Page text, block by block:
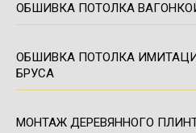
ОБШИВКА ПОТОЛКА
ОБШИВКА ПОТОЛКА
БРУСА
МОНТАЖ ДЕРЕВЯННОГО